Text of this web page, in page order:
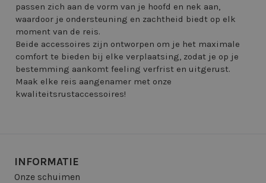
passen zich aan de vorm van je hoofd en nek aan,
waardoor je ondersteuning en zachtheid biedt op elk
moment van de reis.
Beide accessoires zijn ontworpen om je het maximale
comfort te bieden bij elke verplaatsing, zodat je op je
bestemming aankomt feeling verfrist en uitgerust.
Maak elke reis aangenamer met onze
kwaliteitsrustaccessoires!
INFORMATIE
Onze schuimen